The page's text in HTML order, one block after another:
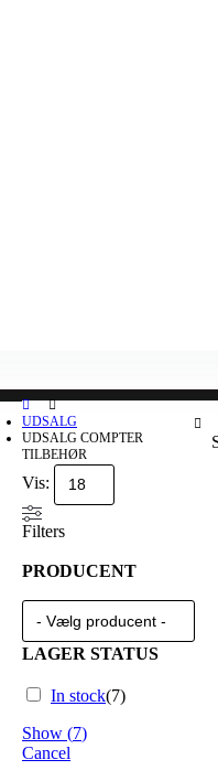
UDSALG
UDSALG COMPTER
TILBEHØR
Vis:
Filters
PRODUCENT
LAGER STATUS
In stock(7)
Show (7)
Cancel